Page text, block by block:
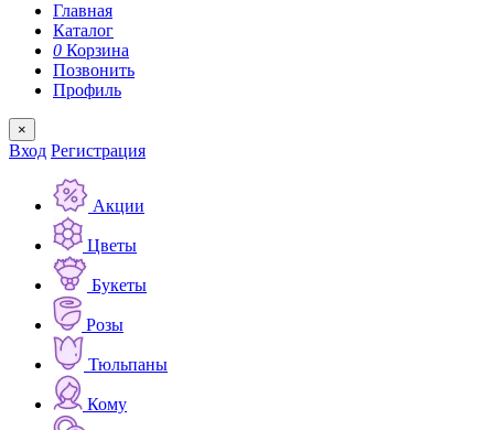
Главная
Каталог
0 Корзина
Позвонить
Профиль
×
Вход Регистрация
Акции
Цветы
Букеты
Розы
Тюльпаны
Кому